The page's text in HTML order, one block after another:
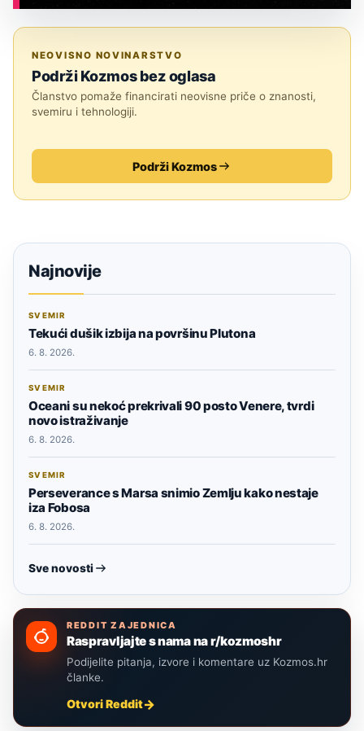
NEOVISNO NOVINARSTVO
Podrži Kozmos bez oglasa
Članstvo pomaže financirati neovisne priče o znanosti,
svemiru i tehnologiji.
Podrži Kozmos
Najnovije
SVEMIR
Tekući dušik izbija na površinu Plutona
6. 8. 2026.
SVEMIR
Oceani su nekoć prekrivali 90 posto Venere, tvrdi
novo istraživanje
6. 8. 2026.
SVEMIR
Perseverance s Marsa snimio Zemlju kako nestaje
iza Fobosa
6. 8. 2026.
Sve novosti
REDDIT ZAJEDNICA
Raspravljajte s nama na r/kozmoshr
Podijelite pitanja, izvore i komentare uz Kozmos.hr
članke.
Otvori Reddit